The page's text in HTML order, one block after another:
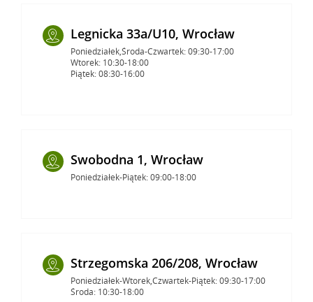
Legnicka 33a/U10, Wrocław
Poniedziałek,Środa-Czwartek: 09:30-17:00
Wtorek: 10:30-18:00
Piątek: 08:30-16:00
Swobodna 1, Wrocław
Poniedziałek-Piątek: 09:00-18:00
Strzegomska 206/208, Wrocław
Poniedziałek-Wtorek,Czwartek-Piątek: 09:30-17:00
Środa: 10:30-18:00